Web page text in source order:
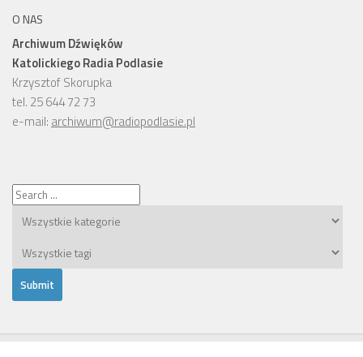
O NAS
Archiwum Dźwięków
Katolickiego Radia Podlasie
Krzysztof Skorupka
tel. 25 644 72 73
e-mail: archiwum@radiopodlasie.pl